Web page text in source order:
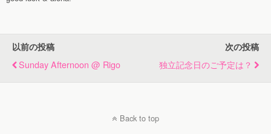
以前の投稿
Sunday Afternoon @ Rigo
次の投稿
独立記念日のご予定は？
Back to top